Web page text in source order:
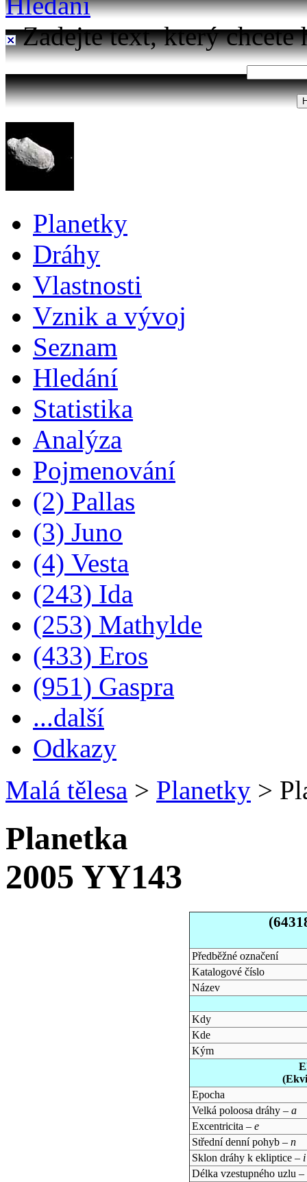
Zadejte text, který chcete
Planetky
Dráhy
Vlastnosti
Vznik a vývoj
Seznam
Hledání
Statistika
Analýza
Pojmenování
(2) Pallas
(3) Juno
(4) Vesta
(243) Ida
(253) Mathylde
(433) Eros
(951) Gaspra
...další
Odkazy
Malá tělesa > Planetky >
Planetka
2005 YY143
Předběžné označení
Katalogové číslo
Název
Kdy
Kde
Kým
Epocha
Velká poloosa dráhy – a
Excentricita – e
Střední denní pohyb – n
Sklon dráhy k ekliptice – i
Délka vzestupného uzlu –